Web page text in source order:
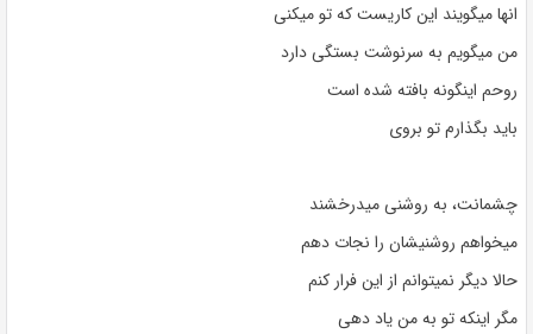
انها میگویند این کاریست که تو میکنی
من میگویم به سرنوشت بستگی دارد
روحم اینگونه بافته شده است
باید بگذارم تو بروی
چشمانت، به روشنی میدرخشند
میخواهم روشنیشان را نجات دهم
حالا دیگر نمیتوانم از این فرار کنم
مگر اینکه تو به من یاد دهی